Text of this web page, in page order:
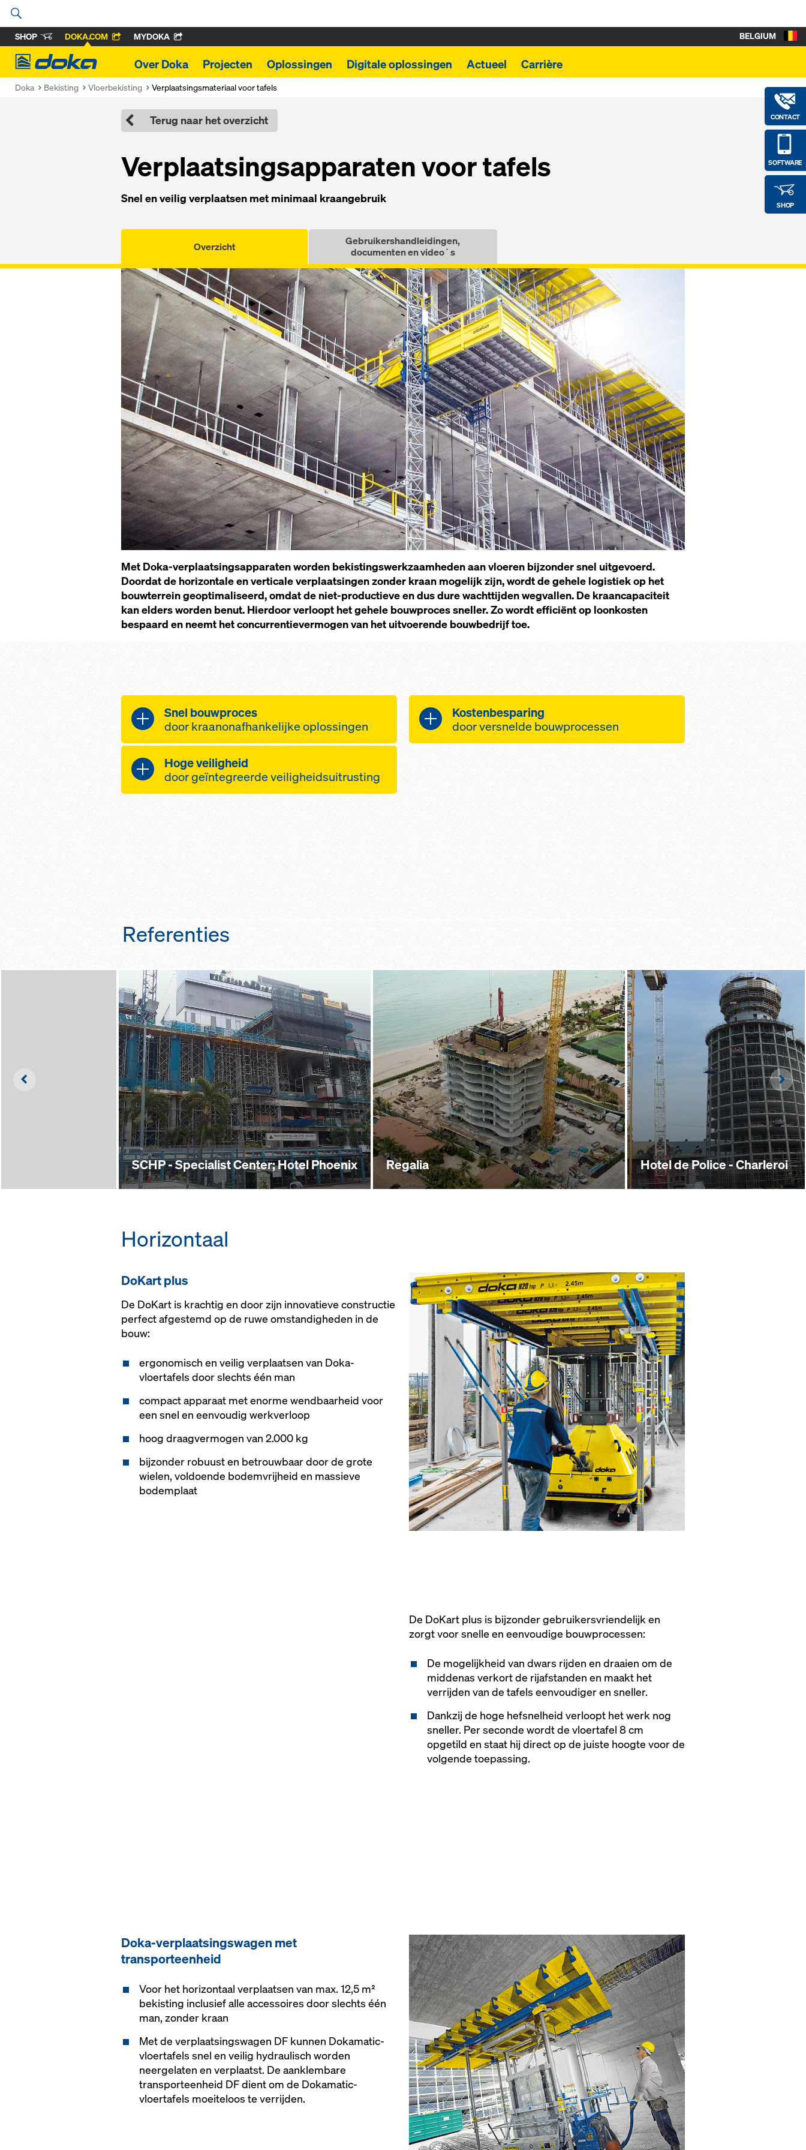
SHOP DOKA.COM MYDOKA
Doka
Over Doka Projecten Oplossingen Digitale oplossingen Actueel Carrière
CONTACT
SOFTWARE
SHOP
BELGIUM
Doka Bekisting Vloerbekisting Verplaatsingsmateriaal voor tafels
Terug naar het overzicht
Verplaatsingsapparaten voor tafels
Snel en veilig verplaatsen met minimaal kraangebruik
Overzicht
Gebruikershandleidingen,
documenten en video´s
Met Doka-verplaatsingsapparaten worden bekistingswerkzaamheden aan vloeren bijzonder snel uitgevoerd.
Doordat de horizontale en verticale verplaatsingen zonder kraan mogelijk zijn, wordt de gehele logistiek op het
bouwterrein geoptimaliseerd, omdat de niet-productieve en dus dure wachttijden wegvallen. De kraancapaciteit
kan elders worden benut. Hierdoor verloopt het gehele bouwproces sneller. Zo wordt efficiënt op loonkosten
bespaard en neemt het concurrentievermogen van het uitvoerende bouwbedrijf toe.
Snel bouwproces
door kraanonafhankelijke oplossingen
Geoptimaliseerde logistiek op het
bouwterrein doordat minder kranen
en minder kraantijden benodigd zijn
Hoge veiligheid
door geïntegreerde veiligheidsuitrusting
bouwploeg door rondom gesloten
afsluitingen bij het tafelliftsysteem
Kostenbesparing
door versnelde bouwprocessen
Referenties
SCHP - Specialist Center; Hotel Phoenix Regalia Hotel de Police - Charleroi
Left
Horizontaal
DoKart plus
De DoKart is krachtig en door zijn innovatieve constructie
perfect afgestemd op de ruwe omstandigheden in de
bouw:
ergonomisch en veilig verplaatsen van Doka-
vloertafels door slechts één man
compact apparaat met enorme wendbaarheid voor
een snel en eenvoudig werkverloop
hoog draagvermogen van 2.000 kg
bijzonder robuust en betrouwbaar door de grote
wielen, voldoende bodemvrijheid en massieve
bodemplaat
De DoKart plus is bijzonder gebruikersvriendelijk en
zorgt voor snelle en eenvoudige bouwprocessen:
De mogelijkheid van dwars rijden en draaien om de
middenas verkort de rijafstanden en maakt het
verrijden van de tafels eenvoudiger en sneller.
Dankzij de hoge hefsnelheid verloopt het werk nog
sneller. Per seconde wordt de vloertafel 8 cm
opgetild en staat hij direct op de juiste hoogte voor de
volgende toepassing.
Doka-verplaatsingswagen met
transporteenheid
Voor het horizontaal verplaatsen van max. 12,5 m²
bekisting inclusief alle accessoires door slechts één
man, zonder kraan
Met de verplaatsingswagen DF kunnen Dokamatic-
vloertafels snel en veilig hydraulisch worden
neergelaten en verplaatst. De aanklembare
transporteenheid DF dient om de Dokamatic-
vloertafels moeiteloos te verrijden.